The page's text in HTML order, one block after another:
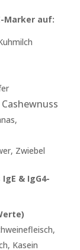
Marker auf:
Zwiebel
& IgG4-
Kasein